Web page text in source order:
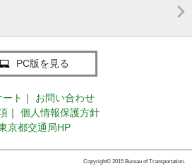

PC版を見る
ト ｜
お問い合わせ
｜
個人情報保護方針
京都交通局HP
Copyright© 2015 Bureau of Transportation.